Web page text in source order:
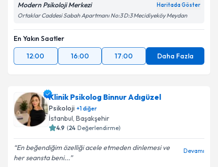
Takvim Talebini Gönder
Modern Psikoloji Merkezi Haritada Göster
Ortaklar Caddesi Sabah Apartmanı No:3 D:3 Mecidiyeköy Meydan
En Yakın Saatler
12:00
16:00 17:00 Daha Fazla
Klinik Psikolog Binnur Adıgüzel
Psikoloji +1diğer
İstanbul, Başakşehir
4.9 (24 Değerlendirme)
En beğendiğim özelliği acele etmeden dinlemesi ve
her seansta beni...
Devamı